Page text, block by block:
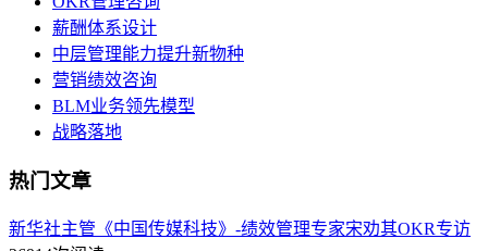
薪酬体系设计
中层管理能力提升新物种
营销绩效咨询
BLM业务领先模型
战略落地
热门文章
新华社主管《中国传媒科技》-绩效管理专家宋劝其OKR专访